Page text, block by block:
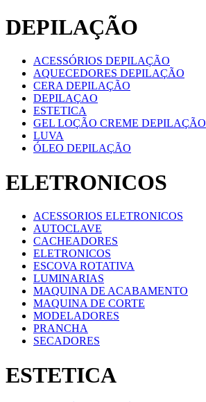
DEPILAÇÃO
ACESSÓRIOS DEPILAÇÃO
AQUECEDORES DEPILAÇÃO
CERA DEPILAÇÃO
DEPILAÇAO
ESTETICA
GEL LOÇÃO CREME DEPILAÇÃO
LUVA
ÓLEO DEPILAÇÃO
ELETRONICOS
ACESSORIOS ELETRONICOS
AUTOCLAVE
CACHEADORES
ELETRONICOS
ESCOVA ROTATIVA
LUMINARIAS
MAQUINA DE ACABAMENTO
MAQUINA DE CORTE
MODELADORES
PRANCHA
SECADORES
ESTETICA